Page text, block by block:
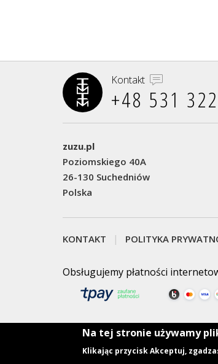
Kontakt
+48 531
zuzu.pl
Poziomskiego 40A
26-130 Suchedniów
Polska
KONTAKT POLITYKA
Obsługujemy płatności
Copyright © 2026zuzu.plAll rights
Na tej stronie używamy
Klikając przycisk Akceptuj,